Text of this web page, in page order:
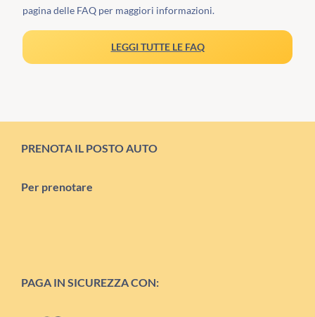
pagina delle FAQ per maggiori informazioni.
LEGGI TUTTE LE FAQ
PRENOTA IL POSTO AUTO
Per prenotare
PAGA IN SICUREZZA CON: